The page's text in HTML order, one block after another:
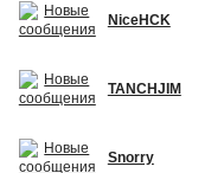
NiceHCK
TANCHJIM
Snorry